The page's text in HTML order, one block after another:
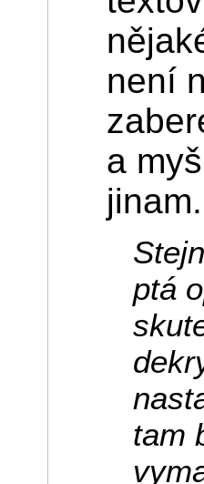
není
a
jinam.
ptá
tam